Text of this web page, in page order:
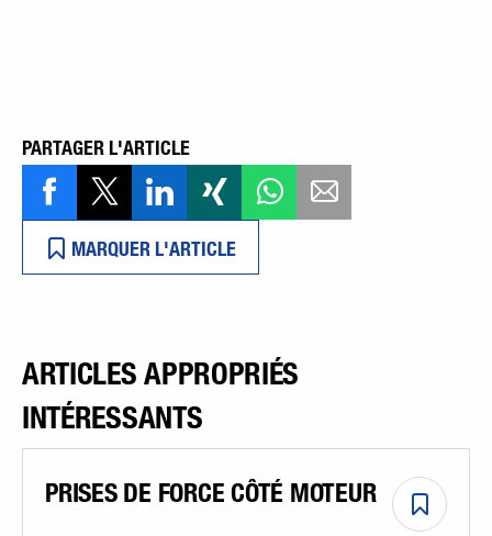
PARTAGER L'ARTICLE
MARQUER L'ARTICLE
ARTICLES APPROPRIÉS
INTÉRESSANTS
PRISES DE FORCE CÔTÉ MOTEUR